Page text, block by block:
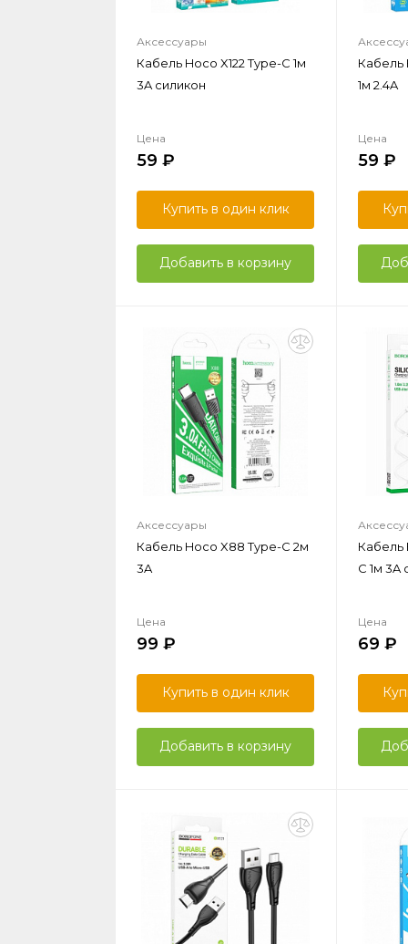
Аксессуары
Кабель Hoco X122 Type-C 1м
3A силикон
Цена
59
Купить в один клик
Добавить в корзину
Кабель
1м 2.4A
Цена
59
Аксессуары
Кабель Hoco X88 Type-C 2м
3A
Цена
99
Купить в один клик
Добавить в корзину
Кабель
C 1м 3A
Цена
69